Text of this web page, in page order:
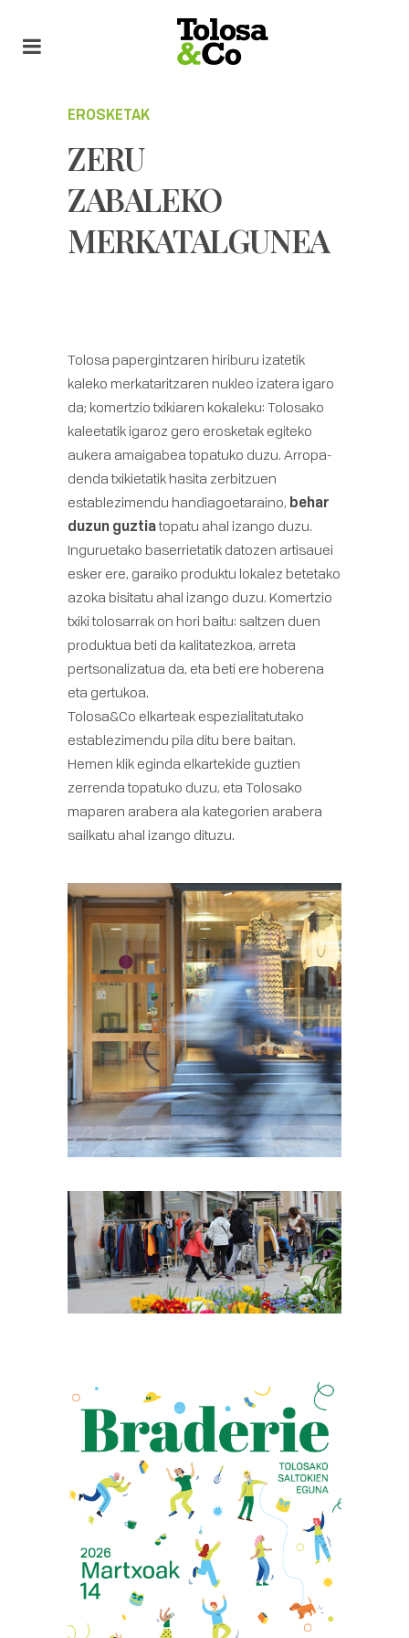
EROSKETAK
ZERU
ZABALEKO
MERKATALGUNEA
Tolosa papergintzaren hiriburu izatetik
kaleko merkataritzaren nukleo izatera igaro
da; komertzio txikiaren kokaleku: Tolosako
kaleetatik igaroz gero erosketak egiteko
aukera amaigabea topatuko duzu. Arropa-
denda txikietatik hasita zerbitzuen
establezimendu handiagoetaraino, behar
duzun guztiatopatu ahal izango duzu.
Inguruetako baserrietatik datozen artisauei
esker ere, garaiko produktu lokalez betetako
azoka bisitatu ahal izango duzu. Komertzio
txiki tolosarrak on hori baitu: saltzen duen
produktua beti da kalitatezkoa, arreta
pertsonalizatua da, eta beti ere hoberena
eta gertukoa.
Tolosa&Co elkarteak espezialitatutako
establezimendu pila ditu bere baitan.
Hemen klik eginda elkartekide guztien
zerrenda topatuko duzu, eta Tolosako
maparen arabera ala kategorien arabera
sailkatu ahal izango dituzu.